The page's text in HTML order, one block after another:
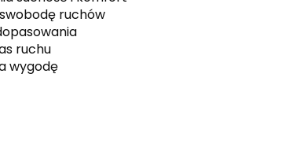
ruchów
ruchu
wygodę